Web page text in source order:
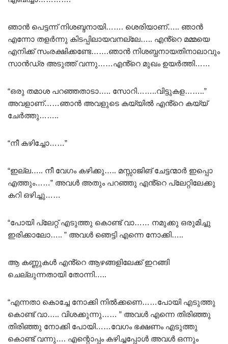
ഞാൻ പെട്ടന്ന് നിശബ്ദനായി……. ശെരിയാണ്….. ഞാൻ
എന്നോ തളർന്നു കിടപ്പിലായവനല്ലേ….. എൻ്റെ മമ്മയെ
എനിക്ക് സംരക്ഷിക്കണ്ടേ…….ഞാൻ നിശബ്ധനായതിനാലാവും
സാൻഡ്ര അടുത്ത് വന്നു……എൻ്റെ മുഖം ഉയർത്തി……
“ഒരു തമാശ പറഞ്ഞതാടാ….. സോറി……..വിട്ടുകള……..”
അവളാണ്……ഞാൻ അവളുടെ കയ്യിൽ എൻ്റെ കയ്യ്
ചേർത്തു……..
“നീ കഴിച്ചോ……”
“ഇല്ല….. നീ വേഗം കഴിക്കു….. മസ്സാജിങ് ചേട്ടന്മാർ ഇപ്പൊ
എത്തും……” അവൾ അതും പറഞ്ഞു എൻ്റെ പ്ലേറ്റിലേക്കു
കറി ഒഴിച്ചു……
“പോയി പ്ലേറ്റ് എടുത്തു കൊണ്ട് വാ…… നമുക്കു ഒരുമിച്ചു
ഇരിക്കാലോ….. ” അവൾ ഞെട്ടി എന്നെ നോക്കി…..
ആ കണ്ണുകൾ എൻ്റെ ആഴങ്ങളിലേക്ക് ഇറങ്ങി
ചെല്ലുന്നതായി തോന്നി…..
“എന്നതാ കൊച്ചേ നോക്കി നിൽക്കണെ……പോയി എടുത്തു
കൊണ്ട് വാ….. വിശക്കുന്നു…… ” അവൾ എന്നെ തിരിഞ്ഞു
തിരിഞ്ഞു നോക്കി പോയി……വേഗം ഭക്ഷണം എടുത്തു
കൊണ്ട് വന്നു…. എന്റൊപ്പം കഴിച്ചപ്പോൾ അവൾ ഒന്നും